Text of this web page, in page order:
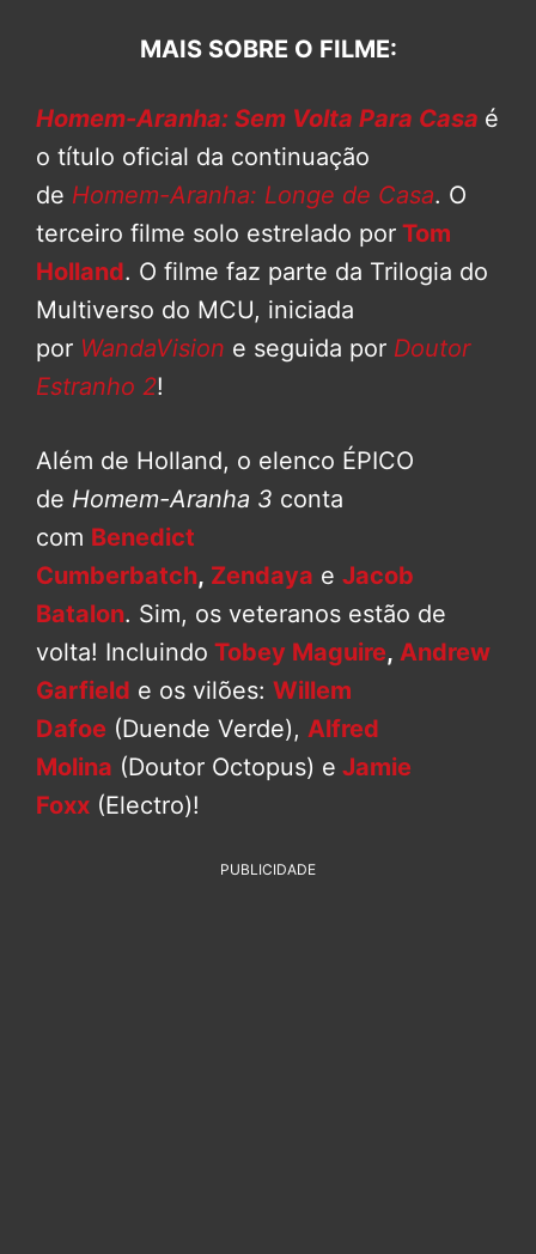
MAIS SOBRE O FILME:
Homem-Aranha: Sem Volta Para Casa é
o título oficial da continuação
de Homem-Aranha: Longe de Casa. O
terceiro filme solo estrelado por Tom
Holland. O filme faz parte da Trilogia do
Multiverso do MCU, iniciada
por WandaVision e seguida por Doutor
Estranho 2!
Além de Holland, o elenco ÉPICO
de Homem-Aranha 3 conta
com Benedict
Cumberbatch, Zendaya e Jacob
Batalon. Sim, os veteranos estão de
volta! Incluindo Tobey Maguire, Andrew
Garfield e os vilões: Willem
Dafoe (Duende Verde), Alfred
Molina (Doutor Octopus) e Jamie
Foxx (Electro)!
PUBLICIDADE